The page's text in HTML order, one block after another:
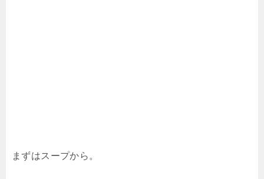
まずはスープから。